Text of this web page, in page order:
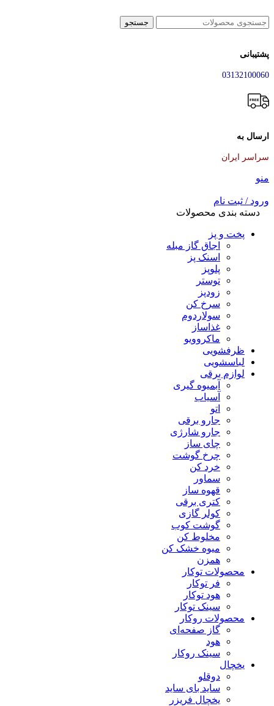
جستجو
پشتیبانی
03132100060
ارسال به
سراسر ایران
منو
ورود / ثبت نام
دسته بندی محصولات
پخت و پز
اجاق گاز مبله
اسنک پز
پلوپز
توستر
زودپز
سرخ کن
سولاردوم
غذاساز
ماکروویو
ظرفشویی
لباسشویی
لوازم برقی
آبمیوه گیری
آسیاب
اتو
جارو برقی
جارو شارژی
چای ساز
چرخ گوشت
خرد کن
سماور
قهوه ساز
کتری برقی
کولر گازی
گوشت کوب
مخلوط کن
میوه خشک کن
همزن
محصولات توکار
فر توکار
هود توکار
سینک توکار
محصولات روکار
گاز صفحه‌ای
هود
سینک روکار
یخچال
دوقلو
ساید بای ساید
یخچال فریزر